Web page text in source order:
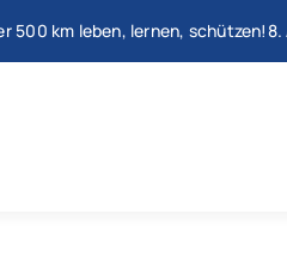
500 km leben, lernen,